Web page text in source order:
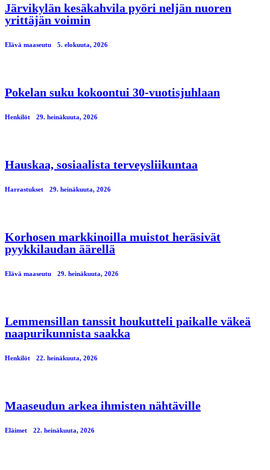
Järvikylän kesäkahvila pyöri neljän nuoren
yrittäjän voimin
Elävä maaseutu 5. elokuuta, 2026
Pokelan suku kokoontui 30-vuotisjuhlaan
Henkilöt 29. heinäkuuta, 2026
Hauskaa, sosiaalista terveysliikuntaa
Harrastukset 29. heinäkuuta, 2026
Korhosen markkinoilla muistot heräsivät
pyykkilaudan äärellä
Elävä maaseutu 29. heinäkuuta, 2026
Lemmensillan tanssit houkutteli paikalle väkeä
naapurikunnista saakka
Henkilöt 22. heinäkuuta, 2026
Maaseudun arkea ihmisten nähtäville
Eläimet 22. heinäkuuta, 2026